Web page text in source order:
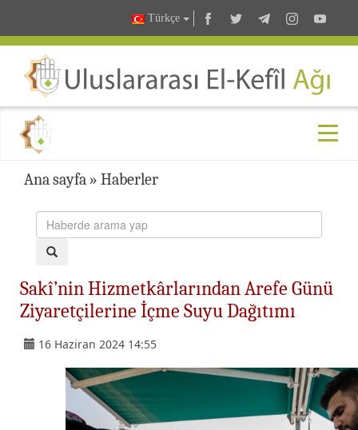
Türkçe
Ana sayfa » Haberler
Sakî’nin Hizmetkârlarından Arefe Günü
Ziyaretçilerine İçme Suyu Dağıtımı
16 Haziran 2024 14:55